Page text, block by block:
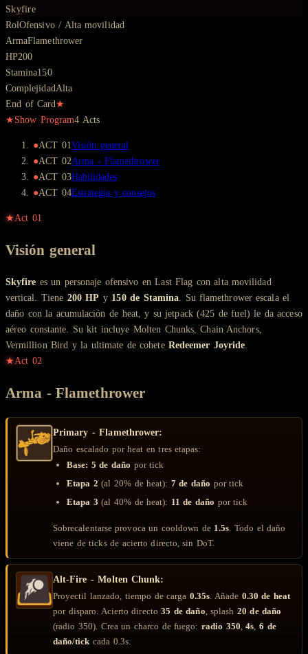
Skyfire
RolOfensivo / Alta movilidad
ArmaFlamethrower
HP200
Stamina150
ComplejidadAlta
End of Card★
★Show Program4 Acts
●ACT 01Visión general
●ACT 02Arma - Flamethrower
●ACT 03Habilidades
●ACT 04Estrategia y consejos
★Act 01
Visión general
Skyfire es un personaje ofensivo en Last Flag con alta movilidad
vertical. Tiene 200 HP y 150 de Stamina. Su flamethrower escala el
daño con la acumulación de heat, y su jetpack (425 de fuel) le da acceso
aéreo constante. Su kit incluye Molten Chunks, Chain Anchors,
Vermillion Bird y la ultimate de coheteRedeemer Joyride.
★Act 02
Arma - Flamethrower
Primary - Flamethrower:
Daño escalado por heat en tres etapas:
Base: 5 de daño por tick
Etapa 2 (al 20% de heat): 7 de daño por tick
Etapa 3 (al 40% de heat): 11 de daño por tick
Sobrecalentarse provoca un cooldown de 1.5s . Todo el daño
viene de ticks de acierto directo, sin DoT.
Alt-Fire - Molten Chunk:
Proyectil lanzado, tiempo de carga 0.35s . Añade 0.30 de heat
por disparo. Acierto directo35 de daño , splash 20 de daño
(radio 350). Crea un charco de fuego: radio 350 ,4s 6 de
daño/tick cada 0.3s.